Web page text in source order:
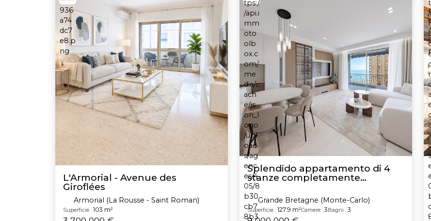
L'Armorial - Avenue des
Giroflées
Armorial (La Rousse - Saint Roman)
Superficie : 103 m²
Splendido appartamento di 4
stanze completamente
ristrutturato - Grande Bretagne
Grande Bretagne (Monte-Carlo)
Superficie : 127.9 m²Camere : 3Bagni : 3